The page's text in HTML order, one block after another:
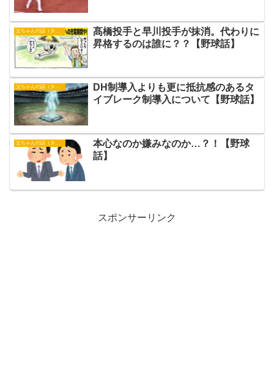
髙橋投手と早川投手が抹消。代わりに
昇格するのは誰に？？【野球話】
父ちゃんの話（タイガース）
DH制導入よりも更に抵抗感のあるタ
イブレーク制導入について【野球話】
父ちゃんの話（タイガース）
本心なのか嫌みなのか…？！【野球
話】
スポンサーリンク